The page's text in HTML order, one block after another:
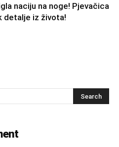
naciju na noge! Pjevačica
detalje iz života!